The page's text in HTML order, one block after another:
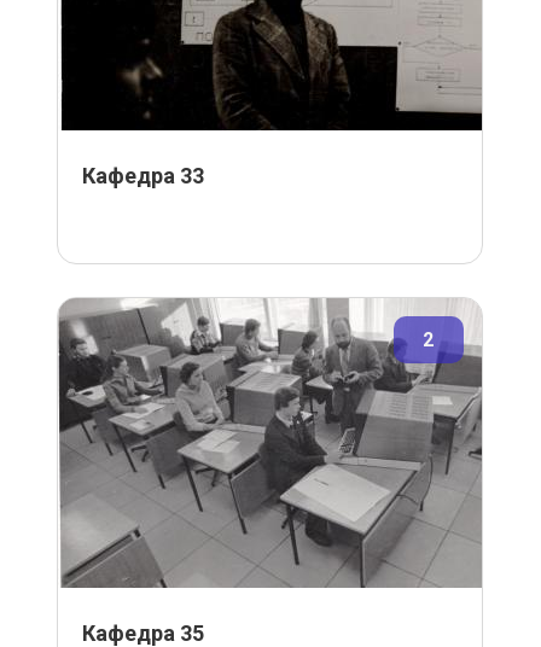
Кафедра 33
2
Кафедра 35